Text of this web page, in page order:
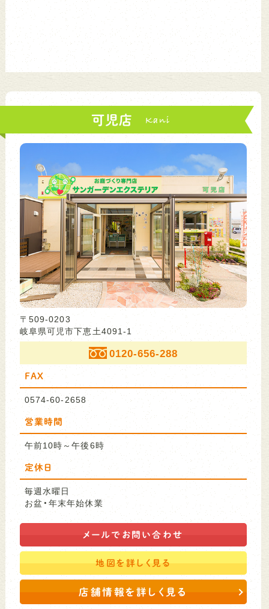
可児店
〒509-0203
岐阜県可児市下恵土4091-1
0120-656-288
FAX
0574-60-2658
営業時間
午前10時～午後6時
定休日
毎週水曜日
お盆・年末年始休業
メールで お問い合わせ
地図を詳しく見る
店舗情報を詳しく見る